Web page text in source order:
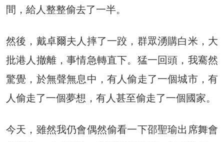
間，給人整整偷去了一半。
然後，戴卓爾夫人摔了一跤，群眾湧購白米，大
批港人撤離，事情急轉直下。猛一回頭，我騫然
驚覺，於無聲無息中，有人偷走了一個城市，有
人偷走了一個夢想，有人甚至偷走了一個國家。
今天，雖然我仍會偶然偷看一下邵聖瑜出席舞會